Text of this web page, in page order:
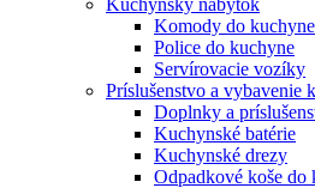
Komody do kuchyne
Police do kuchyne
Servírovacie vozíky
Príslušenstvo a vybavenie
Doplnky a
Kuchynské batérie
Kuchynské drezy
Odpadkové koše do